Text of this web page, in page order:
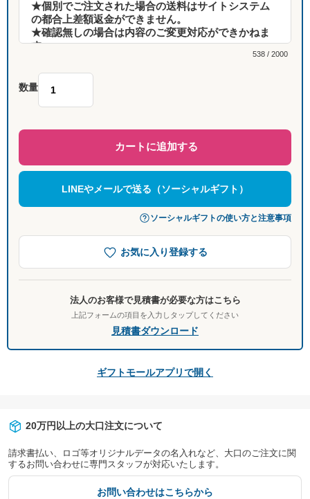
538 / 2000
数量
カートに追加する
LINEやメールで送る（ソーシャルギフト）
ソーシャルギフトの使い方と注意事項
お気に入り登録する
法人のお客様で見積書が必要な方はこちら
上記フォームの項目を入力しタップしてください
見積書ダウンロード
ギフトモールアプリで開く
20万円以上の大口注文について
請求書払い、ロゴ等オリジナルデータの名入れなど、大口のご注文に関
するお問い合わせに専門スタッフが対応いたします。
お問い合わせはこちらから